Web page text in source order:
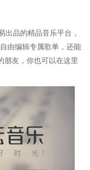
出品的精品音乐平台，
由编辑专属歌单，还能
朋友，你也可以在这里